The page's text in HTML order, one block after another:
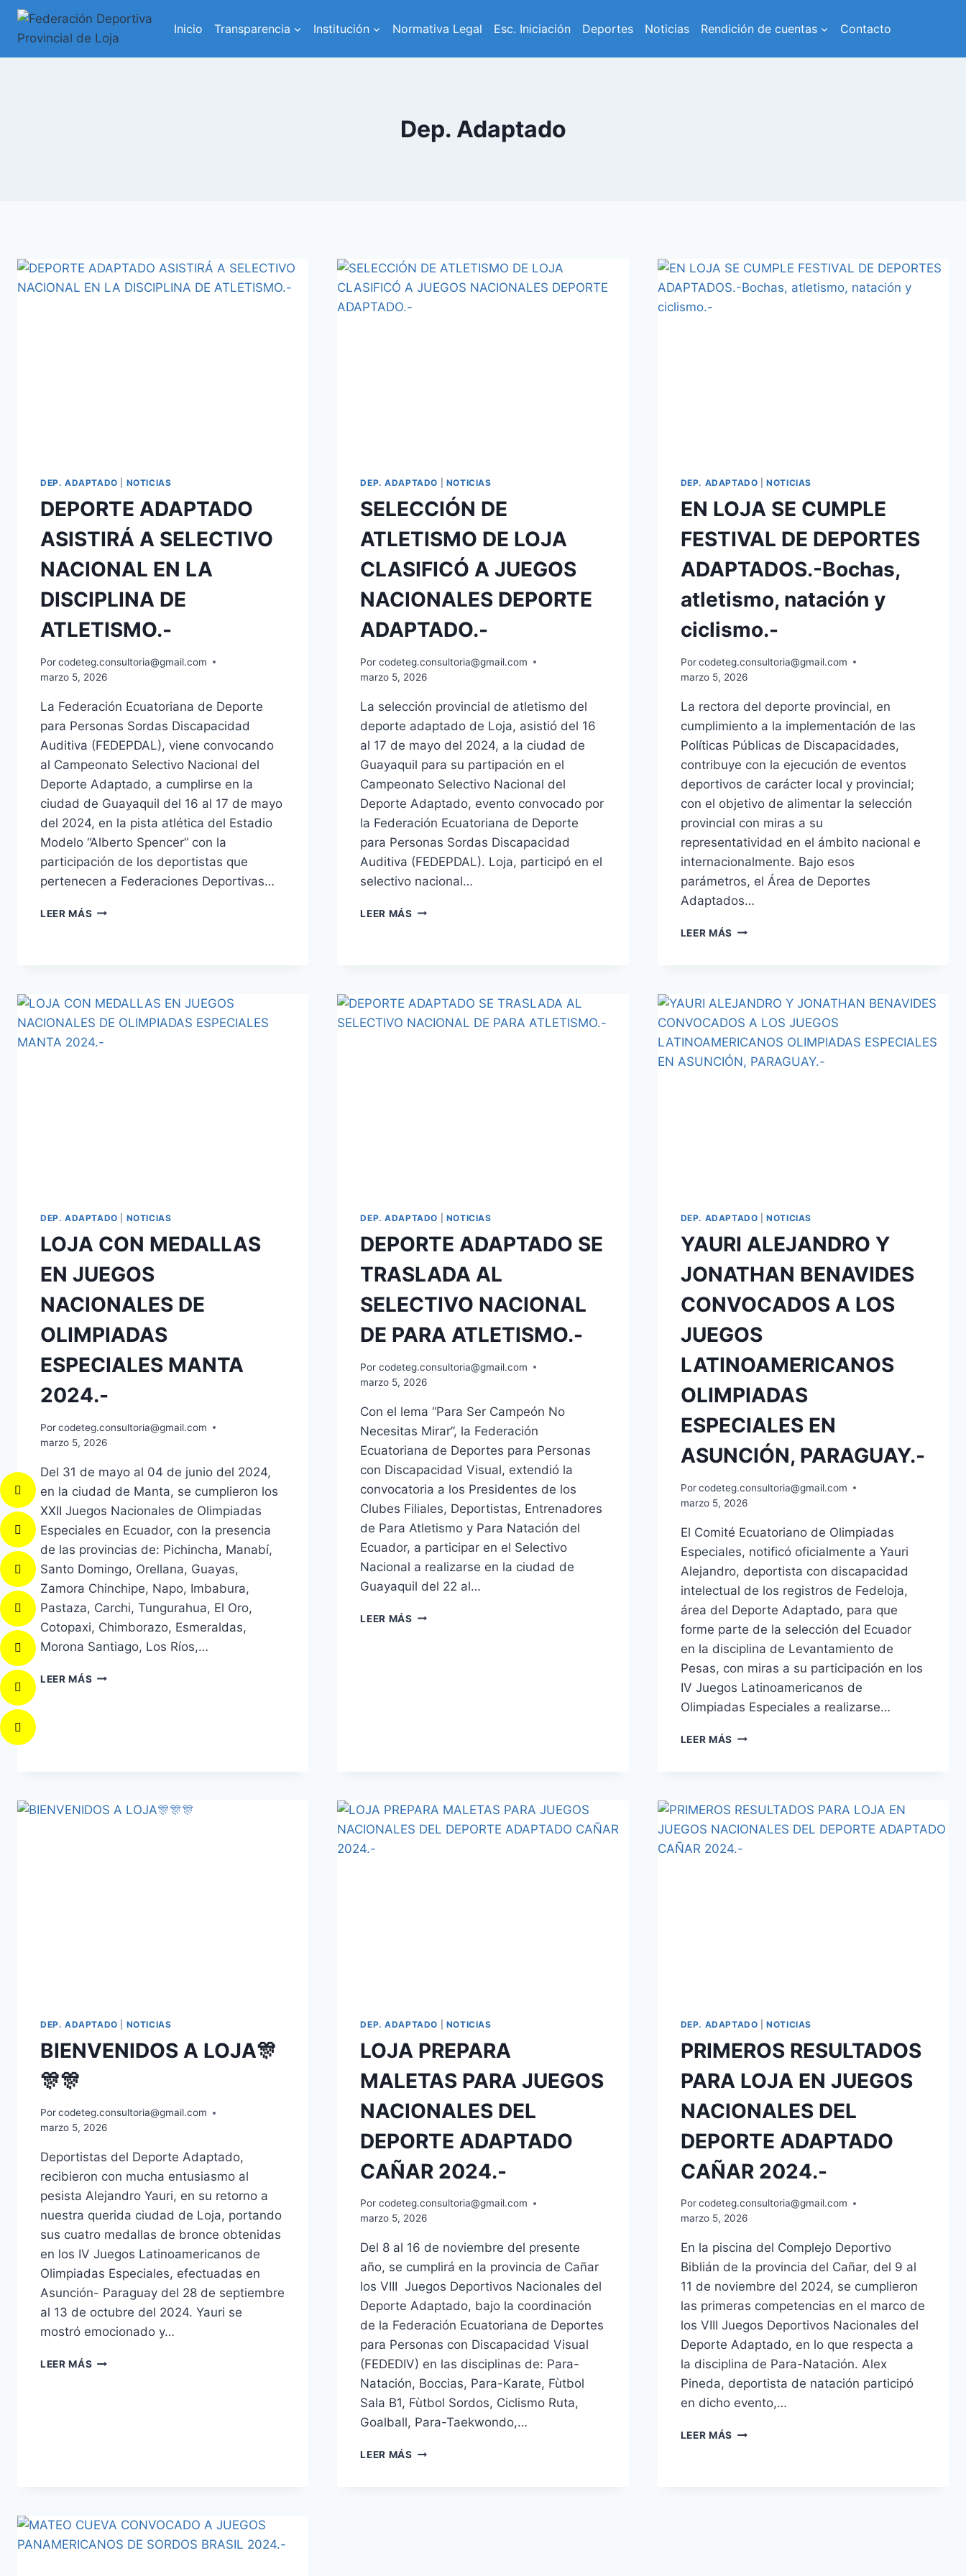
Inicio Transparencia Institución Normativa Legal Esc. Iniciación Deportes Noticias Rendición de cuentas Contacto
Dep. Adaptado
DEP. ADAPTADO NOTICIAS
DEPORTE ADAPTADO
ASISTIRÁ A SELECTIVO
NACIONAL EN LA
DISCIPLINA DE
ATLETISMO.-
Porcodeteg.consultoria@gmail.com
marzo 5, 2026
La Federación Ecuatoriana de Deporte
para Personas Sordas Discapacidad
Auditiva (FEDEPDAL), viene convocando
al Campeonato Selectivo Nacional del
Deporte Adaptado, a cumplirse en la
ciudad de Guayaquil del 16 al 17 de mayo
del 2024, en la pista atlética del Estadio
Modelo “Alberto Spencer” con la
participación de los deportistas que
pertenecen a Federaciones Deportivas…
LEER MÁS
DEP. ADAPTADO NOTICIAS
SELECCIÓN DE
ATLETISMO DE LOJA
CLASIFICÓ A JUEGOS
NACIONALES DEPORTE
ADAPTADO.-
Por codeteg.consultoria@gmail.com
marzo 5, 2026
La selección provincial de atletismo del
deporte adaptado de Loja, asistió del 16
al 17 de mayo del 2024, a la ciudad de
Guayaquil para su partipación en el
Campeonato Selectivo Nacional del
Deporte Adaptado, evento convocado por
la Federación Ecuatoriana de Deporte
para Personas Sordas Discapacidad
Auditiva (FEDEPDAL). Loja, participó en el
selectivo nacional…
LEER MÁS
DEP. ADAPTADO |NOTICIAS
EN LOJA SE CUMPLE
FESTIVAL DE DEPORTES
ADAPTADOS.-Bochas,
atletismo, natación y
ciclismo.-
Por codeteg.consultoria@gmail.com
marzo 5, 2026
La rectora del deporte provincial, en
cumplimiento a la implementación de las
Políticas Públicas de Discapacidades,
contribuye con la ejecución de eventos
deportivos de carácter local y provincial;
con el objetivo de alimentar la selección
provincial con miras a su
representatividad en el ámbito nacional e
internacionalmente. Bajo esos
parámetros, el Área de Deportes
Adaptados…
LEER MÁS
DEP. ADAPTADO NOTICIAS
LOJA CON MEDALLAS
EN JUEGOS
NACIONALES DE
OLIMPIADAS
ESPECIALES MANTA
2024.-
Porcodeteg.consultoria@gmail.com
marzo 5, 2026
Del 31 de mayo al 04 de junio del 2024,
en la ciudad de Manta, se cumplieron los
XXII Juegos Nacionales de Olimpiadas
Especiales en Ecuador, con la presencia
de las provincias de: Pichincha, Manabí,
Santo Domingo, Orellana, Guayas,
Zamora Chinchipe, Napo, Imbabura,
Pastaza, Carchi, Tungurahua, El Oro,
Cotopaxi, Chimborazo, Esmeraldas,
Morona Santiago, Los Ríos,…
LEER MÁS
DEP. ADAPTADO NOTICIAS
DEPORTE ADAPTADO SE
TRASLADA AL
SELECTIVO NACIONAL
DE PARA ATLETISMO.-
Por codeteg.consultoria@gmail.com
marzo 5, 2026
Con el lema “Para Ser Campeón No
Necesitas Mirar”, la Federación
Ecuatoriana de Deportes para Personas
con Discapacidad Visual, extendió la
convocatoria a los Presidentes de los
Clubes Filiales, Deportistas, Entrenadores
de Para Atletismo y Para Natación del
Ecuador, a participar en el Selectivo
Nacional a realizarse en la ciudad de
Guayaquil del 22 al…
LEER MÁS
DEP. ADAPTADO |NOTICIAS
YAURI ALEJANDRO Y
JONATHAN BENAVIDES
CONVOCADOS A LOS
JUEGOS
LATINOAMERICANOS
OLIMPIADAS
ESPECIALES EN
ASUNCIÓN, PARAGUAY.-
Por codeteg.consultoria@gmail.com
marzo 5, 2026
El Comité Ecuatoriano de Olimpiadas
Especiales, notificó oficialmente a Yauri
Alejandro, deportista con discapacidad
intelectual de los registros de Fedeloja,
área del Deporte Adaptado, para que
forme parte de la selección del Ecuador
en la disciplina de Levantamiento de
Pesas, con miras a su participación en los
IV Juegos Latinoamericanos de
Olimpiadas Especiales a realizarse…
LEER MÁS
DEP. ADAPTADO NOTICIAS
BIENVENIDOS A LOJA🎊
🎊🎊
Porcodeteg.consultoria@gmail.com
marzo 5, 2026
Deportistas del Deporte Adaptado,
recibieron con mucha entusiasmo al
pesista Alejandro Yauri, en su retorno a
nuestra querida ciudad de Loja, portando
sus cuatro medallas de bronce obtenidas
en los IV Juegos Latinoamericanos de
Olimpiadas Especiales, efectuadas en
Asunción- Paraguay del 28 de septiembre
al 13 de octubre del 2024. Yauri se
mostró emocionado y…
LEER MÁS
DEP. ADAPTADO NOTICIAS
LOJA PREPARA
MALETAS PARA JUEGOS
NACIONALES DEL
DEPORTE ADAPTADO
CAÑAR 2024.-
Por codeteg.consultoria@gmail.com
marzo 5, 2026
Del 8 al 16 de noviembre del presente
año, se cumplirá en la provincia de Cañar
los VIII Juegos Deportivos Nacionales del
Deporte Adaptado, bajo la coordinación
de la Federación Ecuatoriana de Deportes
para Personas con Discapacidad Visual
(FEDEDIV) en las disciplinas de: Para-
Natación, Boccias, Para-Karate, Fùtbol
Sala B1, Fùtbol Sordos, Ciclismo Ruta,
Goalball, Para-Taekwondo,…
LEER MÁS
DEP. ADAPTADO |NOTICIAS
PRIMEROS RESULTADOS
PARA LOJA EN JUEGOS
NACIONALES DEL
DEPORTE ADAPTADO
CAÑAR 2024.-
Por codeteg.consultoria@gmail.com
marzo 5, 2026
En la piscina del Complejo Deportivo
Biblián de la provincia del Cañar, del 9 al
11 de noviembre del 2024, se cumplieron
las primeras competencias en el marco de
los VIII Juegos Deportivos Nacionales del
Deporte Adaptado, en lo que respecta a
la disciplina de Para-Natación. Alex
Pineda, deportista de natación participó
en dicho evento,…
LEER MÁS